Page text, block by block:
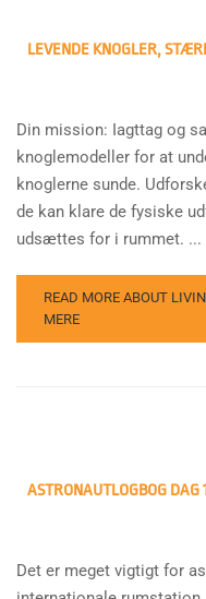
LEVENDE KNOGLER,
Din mission: Iagttag og
knoglemodeller for at
knoglerne sunde.
de kan klare de fysiske
udsættes for i rummet. ...
READ MORE ABOUT
MERE
ASTRONAUTLOGBOG DAG
Det er meget vigtigt for